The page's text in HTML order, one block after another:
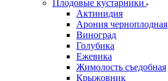
Плодовые кустарники
Актинидия
Арония черноплодная
Виноград
Голубика
Ежевика
Жимолость съедобная
Крыжовник